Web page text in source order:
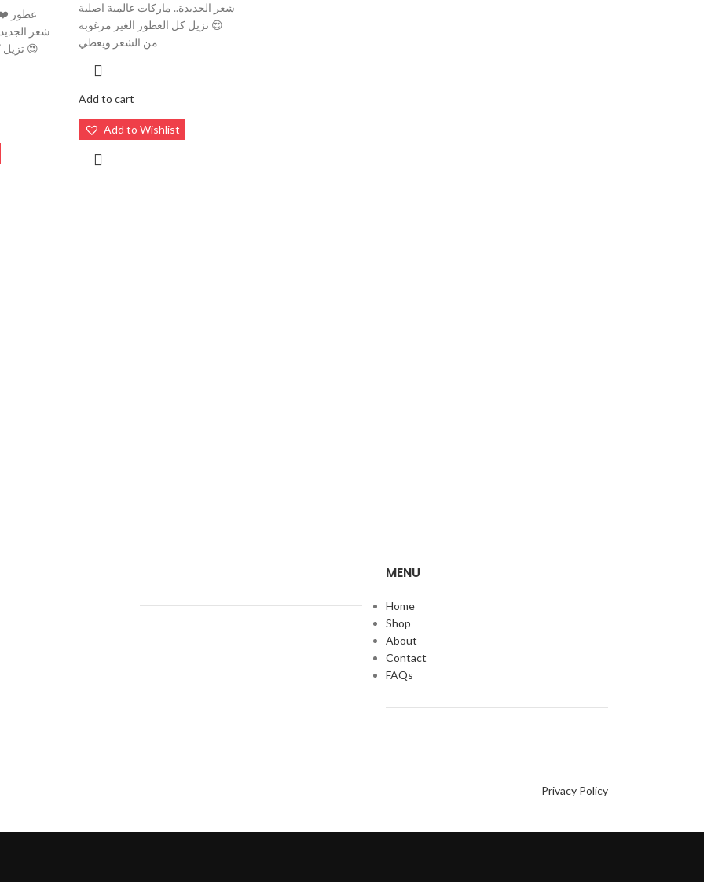
شعر
😍 تزيل
شعر الجديدة.. ماركات عالمية اصلية
😍 تزيل كل العطور الغير مرغوبة
من الشعر ويعطي
Add to cart
Add to Wishlist
MENU
Home
Shop
About
Contact
FAQs
Privacy Policy